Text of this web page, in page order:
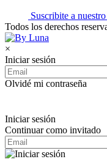
Suscribite a
Todos los derechos
×
Iniciar sesión
Olvidé mi contraseña
Iniciar sesión
Continuar como invitado